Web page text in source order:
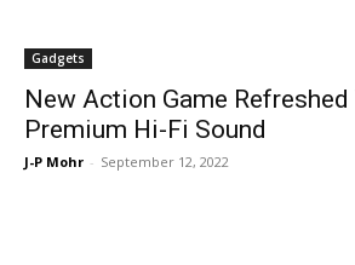
Gadgets
New Action Game
Premium Hi-Fi Sound
J-P Mohr - September 12, 2022